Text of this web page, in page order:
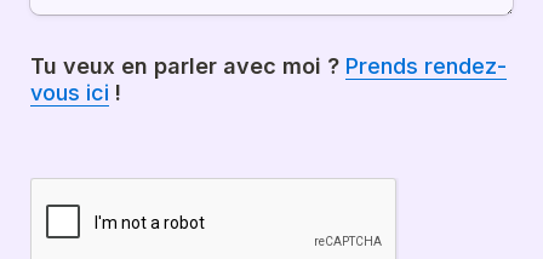
Tu veux en parler avec moi ? Prends rendez-
vous ici !